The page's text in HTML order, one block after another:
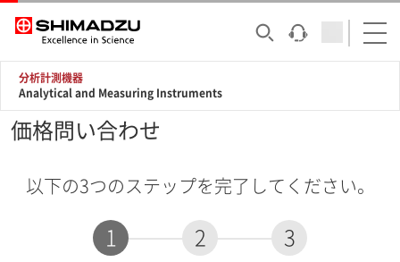
分析計測機器
Analytical and Measuring Instruments
価格問い合わせ
以下の3つのステップを完了してください。
1 2 3